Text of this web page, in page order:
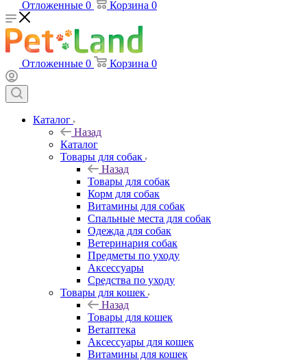
Отложенные 0 Корзина 0
Отложенные 0 Корзина 0
Каталог
Назад
Каталог
Товары для собак
Назад
Товары для собак
Корм для собак
Витамины для собак
Спальные места для собак
Одежда для собак
Ветеринария собак
Предметы по уходу
Аксессуары
Средства по уходу
Товары для кошек
Назад
Товары для кошек
Ветаптека
Аксессуары для кошек
Витамины для кошек